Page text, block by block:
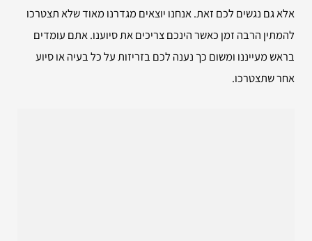
אלא גם נגשים לכם זאת. אנחנו יוצאים מגדרנו מאוד שלא תצטרכו
להמתין הרבה זמן כאשר הינכם צריכים את סיוענו. אתם עומדים
בראש מעייננו ומשום כך נענה לכם בזריזות על כל בעיה או סיוע
אחר שתצטרכו.